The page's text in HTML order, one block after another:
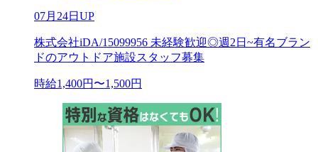
07月24日UP
株式会社iDA/15099956 未経験歓迎◎週2日~有名ブラン
ドのアウトドア施設スタッフ募集
時給1,400円〜1,500円